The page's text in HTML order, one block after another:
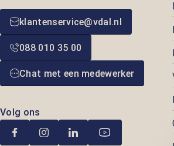
klantenservice@vdal.nl
088 010 35 00
Chat met een medewerker
Volg ons